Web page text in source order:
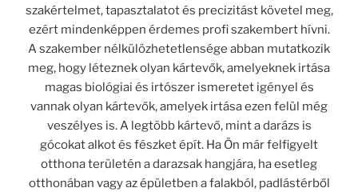
szakértelmet, tapasztalatot és precizitást követel meg,
ezért mindenképpen érdemes profi szakembert hívni.
A szakember nélkülözhetetlensége abban mutatkozik
meg, hogy léteznek olyan kártevők, amelyeknek irtása
magas biológiai és irtószer ismeretet igényel és
vannak olyan kártevők, amelyek irtása ezen felül még
veszélyes is. A legtöbb kártevő, mint a darázs is
gócokat alkot és fészket épít. Ha Ön már felfigyelt
otthona területén a darazsak hangjára, ha esetleg
otthonában vagy az épületben a falakból, padlástérből